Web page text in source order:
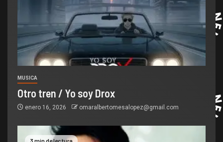
MUSICA
Otro tren / Yo soy Drox
enero 16, 2026 omaralbertomesalopez@gmail.com
3 min de lectura